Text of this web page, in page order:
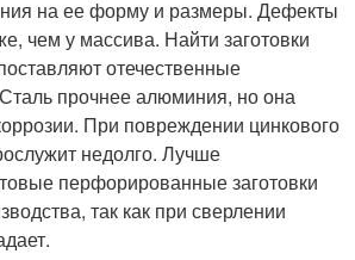
на ее форму и размеры. Дефекты
чем у массива. Найти заготовки
отечественные
прочнее алюминия, но она
При повреждении цинкового
недолго. Лучше
перфорированные заготовки
так как при сверлении